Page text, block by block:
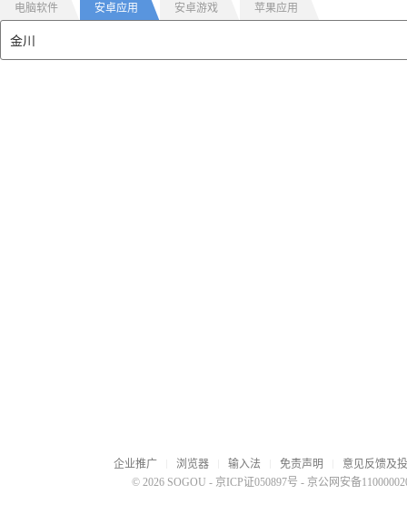
电脑软件 安卓应用 安卓游戏 苹果应用
企业推广 浏览器 输入法 免责声明
意见反馈及
© 2026 SOGOU - 京ICP证050897号 - 京公网安备